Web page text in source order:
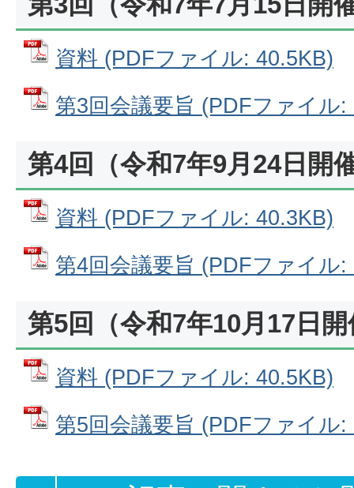
資料 (PDFファイル: 40.5KB)
第3回会議要旨 (PDFファイル:
第4回（令和7年9月24日開
資料 (PDFファイル: 40.3KB)
第4回会議要旨 (PDFファイル:
第5回（令和7年10月17日
資料 (PDFファイル: 40.5KB)
第5回会議要旨 (PDFファイル: